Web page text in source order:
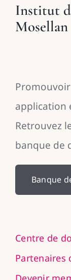
Institut
Mosellan
application
Retrouvez
banque de
Banque
Centre de
Partenaires